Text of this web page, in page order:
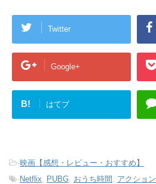
Twitter
Google+
B! はてブ
-映画【感想・レビュー・おすすめ】
-Netflix PUBG おうち時間 アクション